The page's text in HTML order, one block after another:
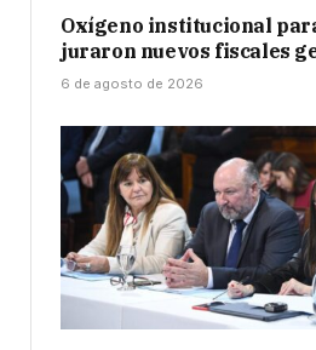
Oxígeno institucional
juraron nuevos fiscales
6 de agosto de 2026